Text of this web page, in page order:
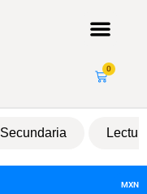
MXN
0
Secundaria